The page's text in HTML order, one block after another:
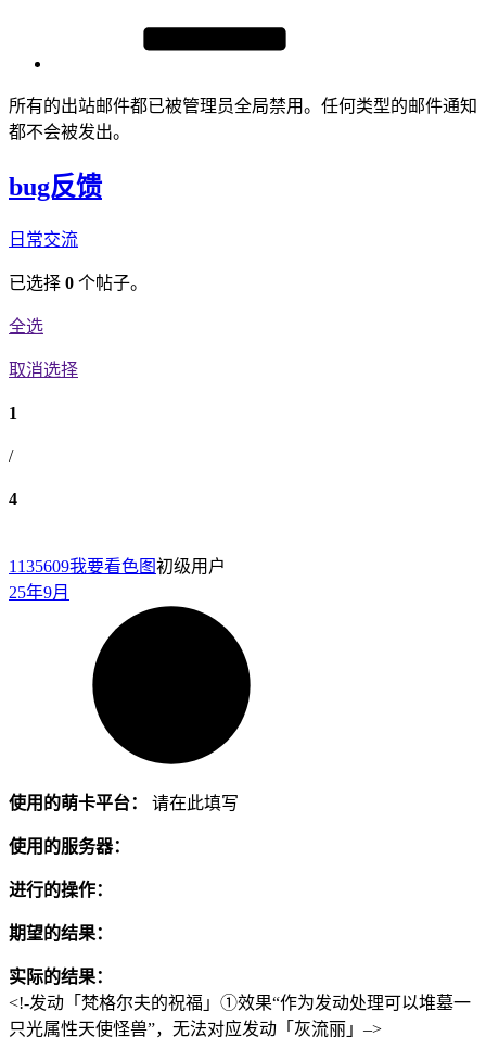
所有的出站邮件都已被管理员全局禁用。任何类型的邮件通知
都不会被发出。
bug反馈
日常交流
已选择 0 个帖子。
全选
取消选择
1
/
4
1135609我要看色图初级用户
25年9月
使用的萌卡平台： 请在此填写
使用的服务器：
进行的操作：
期望的结果：
实际的结果：
<!-发动「梵格尔夫的祝福」①效果“作为发动处理可以堆墓一
只光属性天使怪兽”，无法对应发动「灰流丽」–>